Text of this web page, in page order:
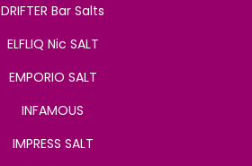
DRIFTER Bar Salts
ELFLIQ Nic SALT
EMPORIO SALT
INFAMOUS
IMPRESS SALT